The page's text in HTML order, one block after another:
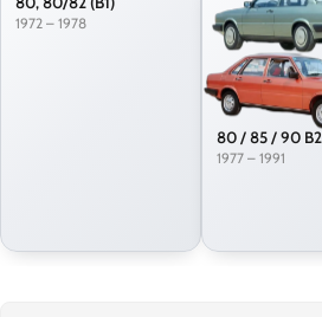
1972 – 1978
80 / 85 / 90
1977 – 1991